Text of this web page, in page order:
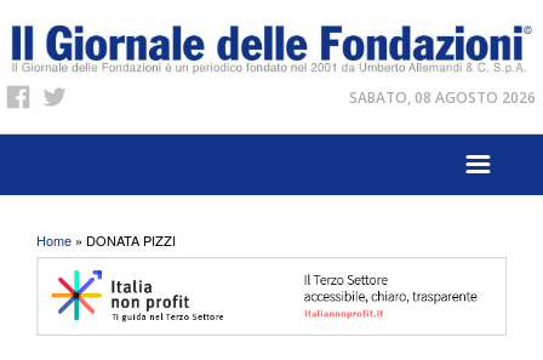
SABATO, 08 AGOSTO 2026
Tu sei qui
Home » DONATA PIZZI